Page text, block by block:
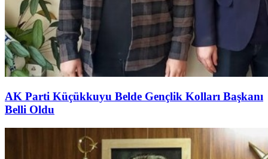
AK Parti Küçükkuyu Belde Gençlik Kolları Başkanı
Belli Oldu